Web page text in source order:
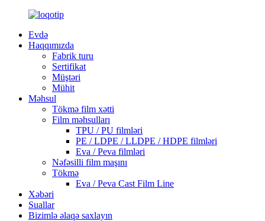
Evdə
Haqqımızda
Fabrik turu
Sertifikat
Müştəri
Mühit
Məhsul
Tökmə film xətti
Film məhsulları
TPU / PU filmləri
PE / LDPE / LLDPE / HDPE filmləri
Eva / Peva filmləri
Nəfəsilli film maşını
Tökmə
Eva / Peva Cast Film Line
Xəbəri
Suallar
Bizimlə əlaqə saxlayın